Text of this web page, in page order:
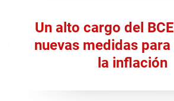
Un alto cargo del
nuevas medidas
la inflación